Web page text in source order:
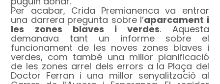
Per acabar, Crida Premianenca va entrar
una darrera pregunta sobre l’aparcament i
les zones blaves i verdes. Aquesta
demanava tant un informe sobre el
funcionament de les noves zones blaves i
verdes, com també una millor planificació
de les zones arrel dels errors a la Plaça del
Doctor Ferran i una millor senyalització al